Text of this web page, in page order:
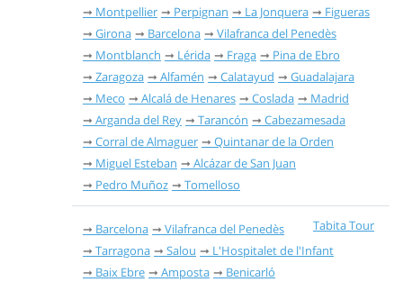
Montpellier
Perpignan La Jonquera
Figueras
Girona
Barcelona
Vilafranca del Penedès
Montblanch
Lérida Fraga
Pina de Ebro
Zaragoza
Alfamén Calatayud
Guadalajara
Meco
Alcalá de Henares Coslada
Madrid
Arganda del Rey
Tarancón
Cabezamesada
Corral de Almaguer
Quintanar de la Orden
Miguel Esteban
Alcázar de San Juan
Pedro Muñoz
Tomelloso
Tabita Tour
Barcelona
Vilafranca del Penedès
Tarragona
Salou
L'Hospitalet de l'Infant
Baix Ebre
Amposta
Benicarló